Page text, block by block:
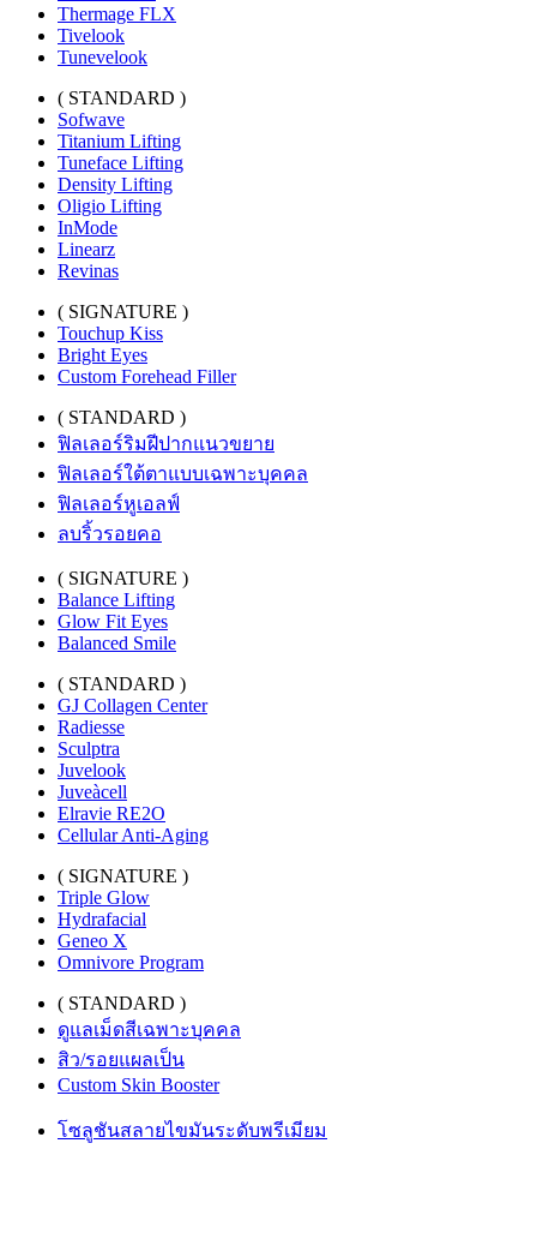
Thermage FLX
Tivelook
Tunevelook
( STANDARD )
Sofwave
Titanium Lifting
Tuneface Lifting
Density Lifting
Oligio Lifting
InMode
Linearz
Revinas
( SIGNATURE )
Touchup Kiss
Bright Eyes
Custom Forehead Filler
( STANDARD )
ฟิลเลอร์ริมฝีปากแนวขยาย
ฟิลเลอร์ใต้ตาแบบเฉพาะบุคคล
ฟิลเลอร์หูเอลฟ์
ลบริ้วรอยคอ
( SIGNATURE )
Balance Lifting
Glow Fit Eyes
Balanced Smile
( STANDARD )
GJ Collagen Center
Radiesse
Sculptra
Juvelook
Juveàcell
Elravie RE2O
Cellular Anti-Aging
( SIGNATURE )
Triple Glow
Hydrafacial
Geneo X
Omnivore Program
( STANDARD )
ดูแลเม็ดสีเฉพาะบุคคล
สิว/รอยแผลเป็น
Custom Skin Booster
โซลูชันสลายไขมันระดับพรีเมียม